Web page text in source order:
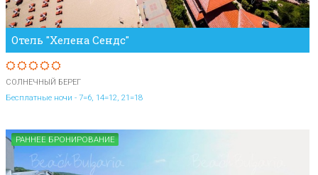
Отель "Хелена Сендс"
СОЛНЕЧНЫЙ БЕРЕГ
Бесплатные ночи - 7=6, 14=12, 21=18
РАННЕЕ БРОНИРОВАНИЕ